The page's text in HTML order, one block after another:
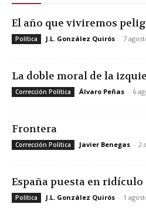
El año que viviremos
Política J.L. González Quirós - 7
La doble moral de la
Corrección Política Álvaro Peñas - 6
Frontera
Corrección Política Javier Benegas - 2
España puesta en ridículo
Política J.L. González Quirós - 1